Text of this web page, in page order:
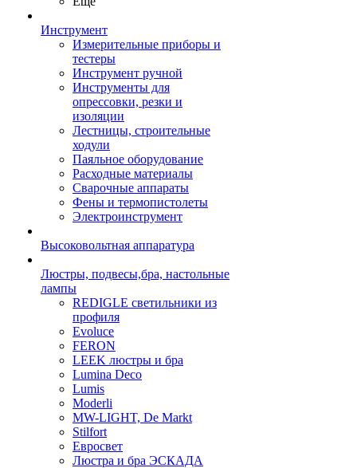
Инструмент
Измерительные приборы и
тестеры
Инструмент ручной
Инструменты для
опрессовки, резки и
изоляции
Лестницы, строительные
ходули
Паяльное оборудование
Расходные материалы
Сварочные аппараты
Фены и термопистолеты
Электроинструмент
Высоковольтная аппаратура
Люстры, подвесы,бра, настольные
лампы
REDIGLE светильники из
профиля
Evoluce
FERON
LEEK люстры и бра
Lumina Deco
Lumis
Moderli
MW-LIGHT, De Markt
Stilfort
Евросвет
Люстра и бра ЭСКАДА